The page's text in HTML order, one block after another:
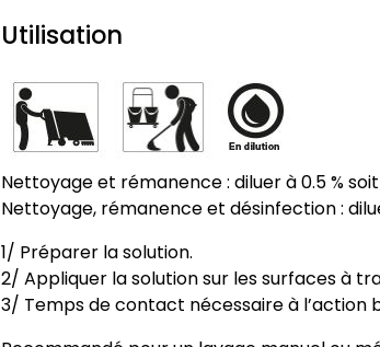
Utilisation
Nettoyage et rémanence : diluer à 0.5 %
Nettoyage, rémanence et désinfection :
1/ Préparer la solution.
2/ Appliquer la solution sur les surfaces à
3/ Temps de contact nécessaire à l’action